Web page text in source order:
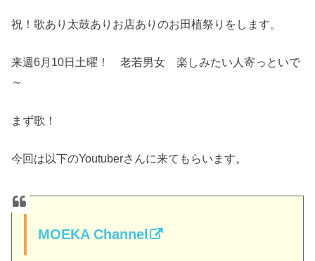
祝！歌あり太鼓ありお店ありのお田植祭りをします。
来週6月10日土曜！ 老若男女 楽しみたい人寄っといで
～
まず歌！
今回は以下のYoutuberさんに来てもらいます。
MOEKA Channel